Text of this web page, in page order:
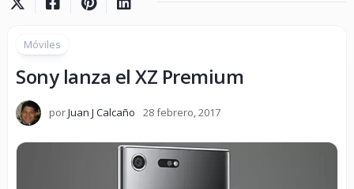
Móviles
Sony lanza el XZ Premium
porJuan J Calcaño 28 febrero, 2017